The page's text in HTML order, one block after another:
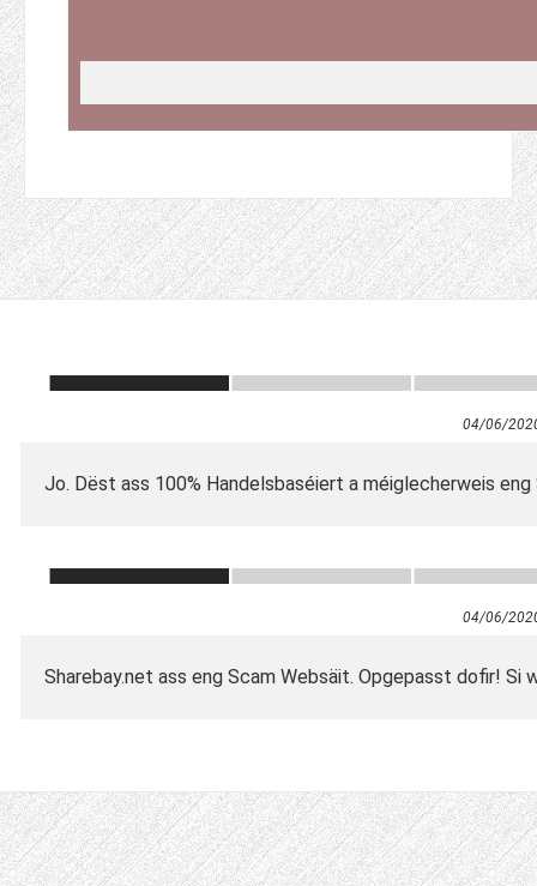
04/06/
Jo. Dëst ass 100% Handelsbaséiert a méiglecherweis eng
04/06/
Sharebay.net ass eng Scam Websäit. Opgepasst dofir! Si